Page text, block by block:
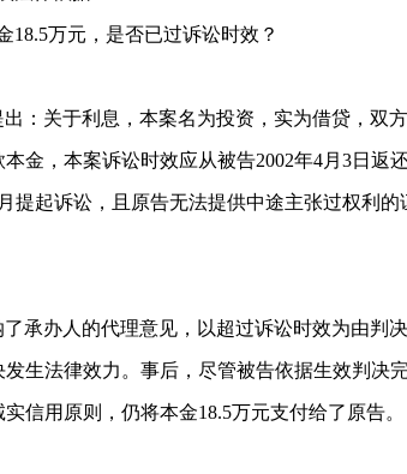
建设领域百名优秀律师
18.5万元，是否已过诉讼时效？
：关于利息，本案名为投资，实为借贷，双
金，本案诉讼时效应从被告2002年4月3日返
提起诉讼，且原告无法提供中途主张过权利
承办人的代理意见，以超过诉讼时效为由判
生法律效力。事后，尽管被告依据生效判决
信用原则，仍将本金18.5万元支付给了原告。